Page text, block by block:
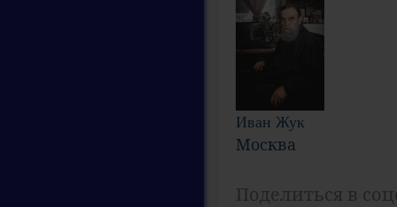
Иван Жук
Москва
Поделиться в